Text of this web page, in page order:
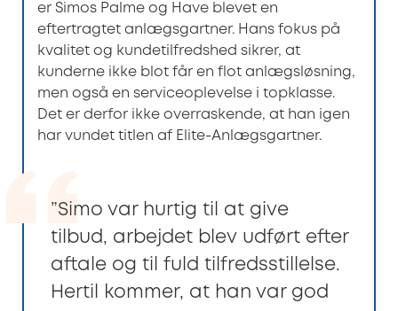
er Simos Palme og Have blevet en
eftertragtet anlægsgartner. Hans fokus på
kvalitet og kundetilfredshed sikrer, at
kunderne ikke blot får en flot anlægsløsning,
men også en serviceoplevelse i topklasse.
Det er derfor ikke overraskende, at han igen
har vundet titlen af Elite-Anlægsgartner.
”Simo var hurtig til at give
tilbud, arbejdet blev udført efter
aftale og til fuld tilfredsstillelse.
Hertil kommer, at han var god